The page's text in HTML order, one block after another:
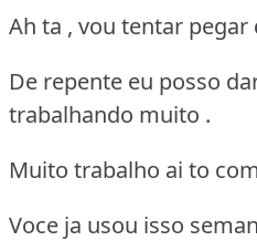
Ah ta , vou tentar
De repente eu posso
trabalhando muito .
Muito trabalho ai to
Voce ja usou isso